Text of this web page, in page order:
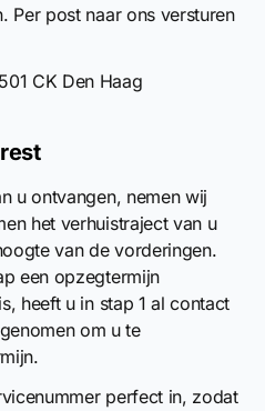
Per post naar ons versturen
CK Den Haag
u ontvangen, nemen wij
het verhuistraject van u
van de vorderingen.
een opzegtermijn
heeft u in stap 1 al contact
om u te
perfect in, zodat